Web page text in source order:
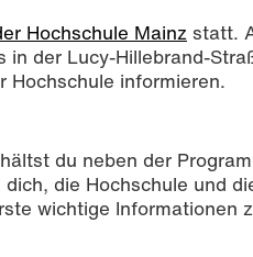
Hochschule Mainz statt.
in der Lucy-Hillebrand-
Hochschule informieren.
du neben der
die Hochschule und
wichtige Informationen